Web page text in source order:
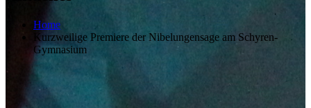
Home
Kurzweilige Premiere der Nibelungensage am Schyren-
Gymnasium